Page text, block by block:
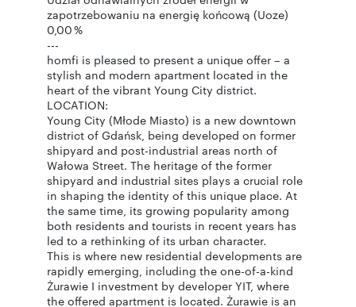
zapotrzebowaniu na energię końcową (Uoze)
0,00 %
---
homfi is pleased to present a unique offer – a
stylish and modern apartment located in the
heart of the vibrant Young City district.
LOCATION:
Young City (Młode Miasto) is a new downtown
district of Gdańsk, being developed on former
shipyard and post-industrial areas north of
Wałowa Street. The heritage of the former
shipyard and industrial sites plays a crucial role
in shaping the identity of this unique place. At
the same time, its growing popularity among
both residents and tourists in recent years has
led to a rethinking of its urban character.
This is where new residential developments are
rapidly emerging, including the one-of-a-kind
Żurawie I investment by developer YIT, where
the offered apartment is located. Żurawie is an